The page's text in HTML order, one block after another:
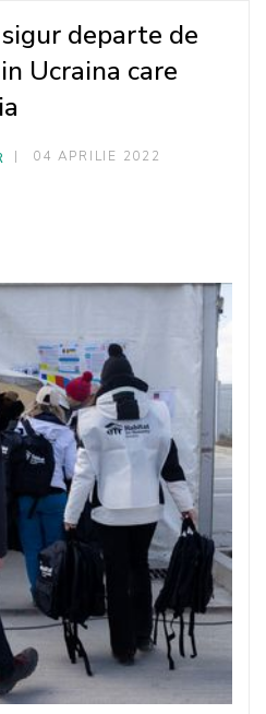
departe de
Ucraina care
04 APRILIE 2022